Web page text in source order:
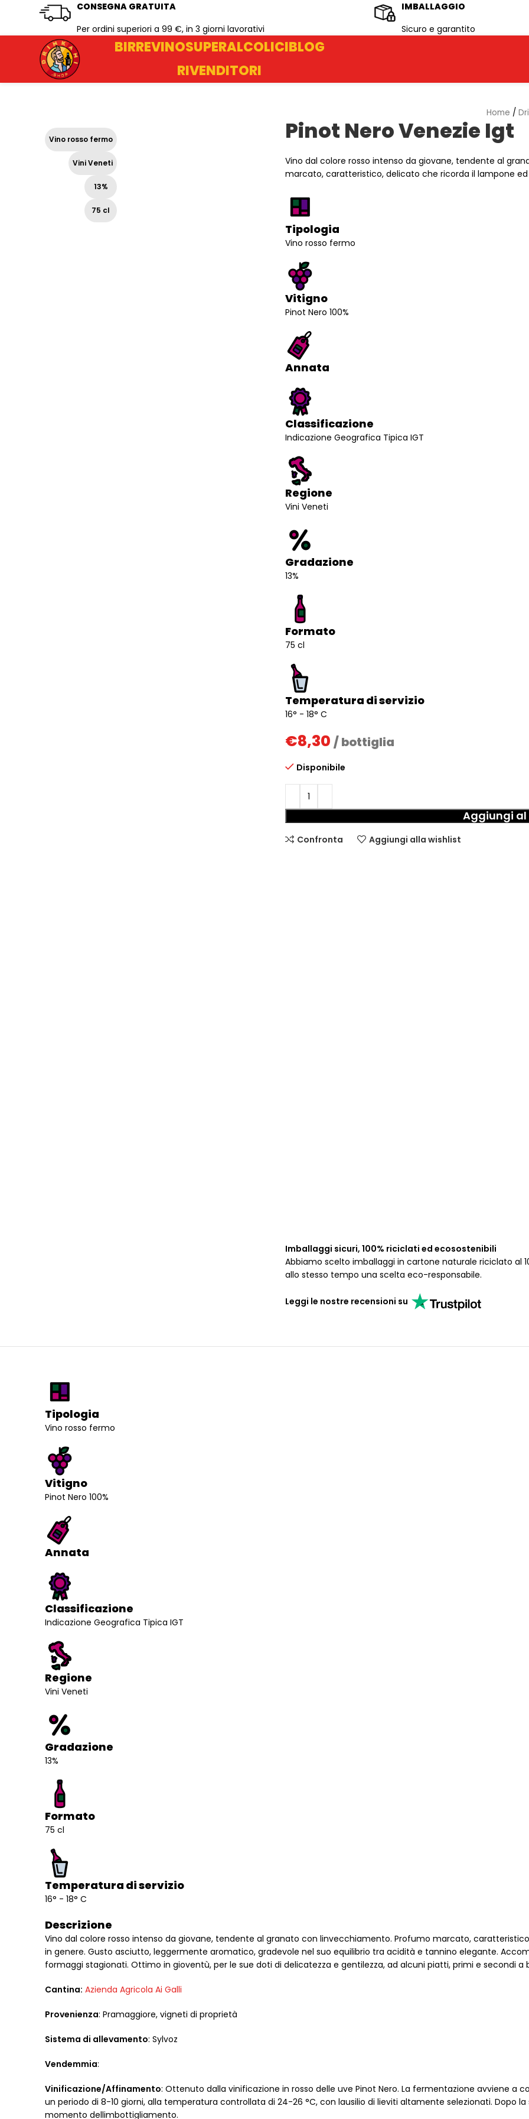
CONSEGNA GRATUITA
Per ordini superiori a 99 €, in 3 giorni lavorativi
IMBALLAGGIO
Sicuro e garantito
BIRREVINOSUPERALCOLICIBLOG
RIVENDITORI
Home /
Vino rosso fermo
Vini Veneti
13%
75 cl
Pinot Nero Venezie Igt
Vino dal colore rosso intenso da giovane, tendente al
marcato, caratteristico, delicato che ricorda il lampone
Tipologia
Vino rosso fermo
Vitigno
Pinot Nero 100%
Annata
Classificazione
Indicazione Geografica Tipica IGT
Regione
Vini Veneti
Gradazione
13%
Formato
75 cl
Temperatura di servizio
16° - 18° C
€8,30 / bottiglia
Disponibile
Aggiungi al
Confronta Aggiungi alla wishlist
Imballaggi sicuri, 100% riciclati ed ecosostenibili
Abbiamo scelto imballaggi in cartone naturale riciclato al
allo stesso tempo una scelta eco-responsabile.
Leggi le nostre recensioni su
Tipologia
Vino rosso fermo
Vitigno
Pinot Nero 100%
Annata
Classificazione
Indicazione Geografica Tipica IGT
Regione
Vini Veneti
Gradazione
13%
Formato
75 cl
Temperatura di servizio
16° - 18° C
Descrizione
Vino dal colore rosso intenso da giovane, tendente al granato con linvecchiamento. Profumo marcato,
in genere. Gusto asciutto, leggermente aromatico, gradevole nel suo equilibrio tra acidità e tannino elegante.
formaggi stagionati. Ottimo in gioventù, per le sue doti di delicatezza e gentilezza, ad alcuni piatti, primi e secondi a
Cantina: Azienda Agricola Ai Galli
Provenienza: Pramaggiore, vigneti di proprietà
Sistema di allevamento: Sylvoz
Vendemmia:
Vinificazione/Affinamento: Ottenuto dalla vinificazione in rosso delle uve Pinot Nero. La fermentazione avviene a
un periodo di 8-10 giorni, alla temperatura controllata di 24-26 °C, con lausilio di lieviti altamente selezionati. Dopo
momento dellimbottigliamento.